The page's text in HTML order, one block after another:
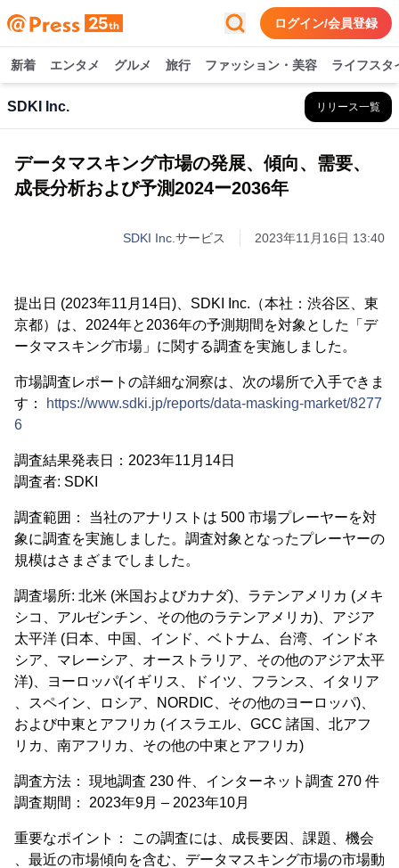
ログイン/会員登録
新着 エンタメ グルメ 旅行 ファッション・美容 ライフスタ
SDKI Inc. リリース一覧
データマスキング市場の発展、傾向、需要、
成長分析および予測2024ー2036年
SDKI Inc. サービス 2023年11月16日 13:40
提出日 (2023年11月14日)、SDKI Inc.（本社：渋谷区、東
京都）は、2024年と2036年の予測期間を対象とした「デ
ータマスキング市場」に関する調査を実施しました。
市場調査レポートの詳細な洞察は、次の場所で入手できま
す：
https://www.sdki.jp/reports/data-masking-market/8277
6
調査結果発表日：2023年11月14日
調査者: SDKI
調査範囲： 当社のアナリストは 500 市場プレーヤーを対
象に調査を実施しました。調査対象となったプレーヤーの
規模はさまざまでしました。
調査場所: 北米 (米国およびカナダ)、ラテンアメリカ (メキ
シコ、アルゼンチン、その他のラテンアメリカ)、アジア
太平洋 (日本、中国、インド、ベトナム、台湾、インドネ
シア、マレーシア、オーストラリア、その他のアジア太平
洋)、ヨーロッパ(イギリス、ドイツ、フランス、イタリア
、スペイン、ロシア、NORDIC、その他のヨーロッパ)、
および中東とアフリカ (イスラエル、GCC 諸国、北アフ
リカ、南アフリカ、その他の中東とアフリカ)
調査方法： 現地調査 230 件、インターネット調査 270 件
調査期間： 2023年9月 – 2023年10月
重要なポイント： この調査には、成長要因、課題、機会
、最近の市場傾向を含む、データマスキング市場の市場動